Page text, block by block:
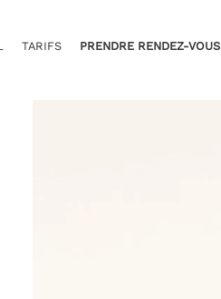
TARIFS PRENDRE RENDEZ-VOUS